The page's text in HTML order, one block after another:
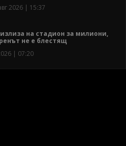
2026 | 15:37
на стадион за милиони,
не е блестящ
| 07:20